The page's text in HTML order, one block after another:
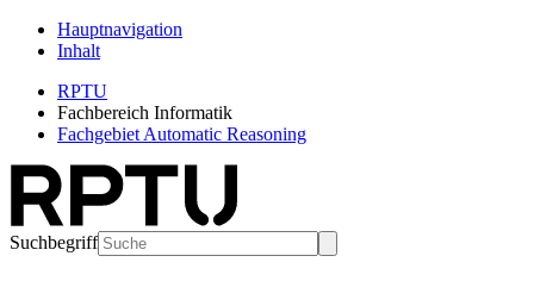
Hauptnavigation
Inhalt
RPTU
Fachbereich Informatik
Fachgebiet Automatic Reasoning
Suchbegriff